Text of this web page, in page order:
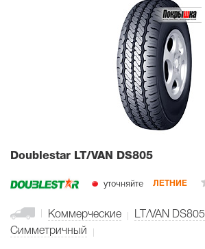
Doublestar LT/VAN DS805
уточняйте ЛЕТНИЕ
Коммерческие
LT/VAN DS805
Симметричный